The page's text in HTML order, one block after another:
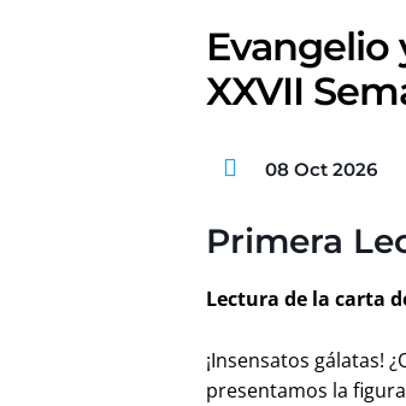
Evangelio
XXVII
08 Oct 2026
Primera
Lectura de la carta
¡Insensatos gálatas!
presentamos la